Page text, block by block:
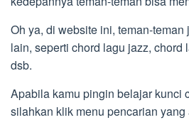
Oh ya, di website ini, teman-
lain, seperti chord lagu jazz, chord
dsb.
Apabila kamu pingin belajar kunci
silahkan klik menu pencarian